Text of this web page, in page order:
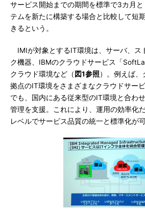
サービス開始までの期間を標準で3カ月
テムを新たに構築する場合と比較して短
きるという。
IMIが対象とするIT環境は、サーバ、ス
ク機器、IBMのクラウドサービス「
クラウド環境など（ 図1参照）。例えば
拠点のIT環境をさまざまなクラウドサー
でも、国内にある従来型のIT環境と合わ
管理を支援。これにより、運用の効率化
レベルでサービス品質の統一と標準化が